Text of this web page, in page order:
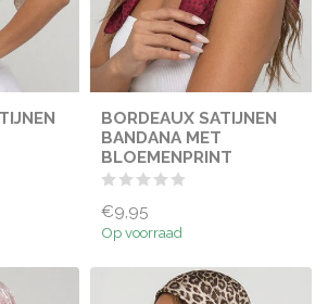
BORDEAUX SATIJNEN
BANDANA MET
BLOEMENPRINT
€9,95
Op voorraad